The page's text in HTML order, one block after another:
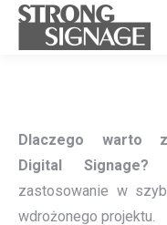
Dlaczego warto
Digital Signage?
zastosowanie w
wdrożonego projektu.